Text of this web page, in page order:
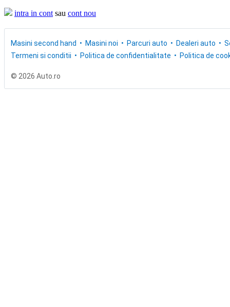
intra in cont sau cont nou
Masini second hand Masini noi Parcuri auto Dealeri auto
Termeni si conditii
Politica de confidentialitate Politica de
© 2026 Auto.ro